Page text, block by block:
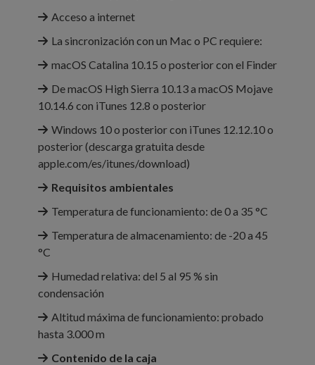
Acceso a internet
La sincronización con un Mac o PC requiere:
macOS Catalina 10.15 o posterior con el Finder
De macOS High Sierra 10.13 a macOS Mojave
10.14.6 con iTunes 12.8 o posterior
Windows 10 o posterior con iTunes 12.12.10 o
posterior (descarga gratuita desde
apple.com/es/itunes/download)
Requisitos ambientales
Temperatura de funciona­miento: de 0 a 35 °C
Temperatura de almacena­miento: de -20 a 45
°C
Humedad relativa: del 5 al 95 % sin
condensación
Altitud máxima de funciona­miento: probado
hasta 3.000 m
Contenido de la caja